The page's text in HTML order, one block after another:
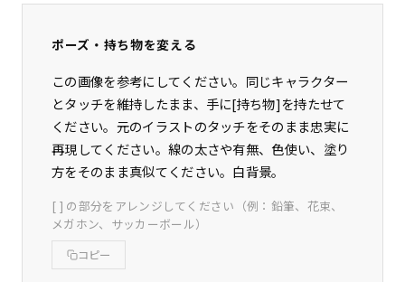
ポーズ・持ち物を変える
この画像を参考にしてください。同じキャラクター
とタッチを維持したまま、手に[持ち物]を持たせて
ください。元のイラストのタッチをそのまま忠実に
再現してください。線の太さや有無、色使い、塗り
方をそのまま真似てください。白背景。
[ ] の部分をアレンジしてください（例：鉛筆、花束、
メガホン、サッカーボール）
コピー